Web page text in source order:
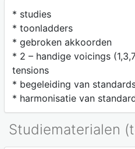
* studies
* toonladders
* gebroken akkoorden
* 2 – handige voicings
tensions
* begeleiding van
* harmonisatie van
Studiematerialen